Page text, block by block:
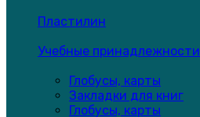
Пластилин
Учебные принадлежности
Глобусы, карты
Закладки для книг
Глобусы, карты